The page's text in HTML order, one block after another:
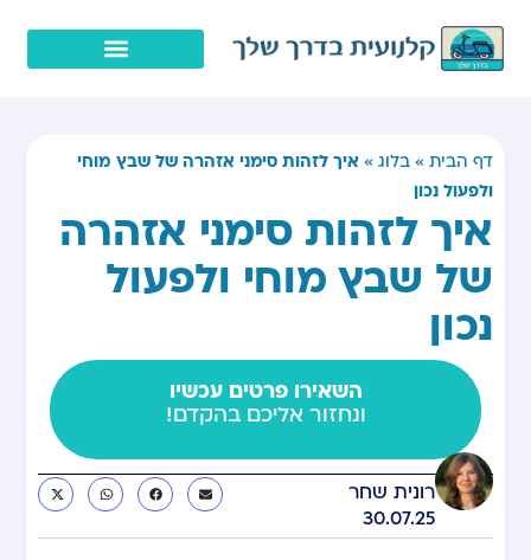
דף הבית »בלוג »איך לזהות סימני אזהרה של שבץ מוחי
ולפעול נכון
איך לזהות סימני אזהרה
של שבץ מוחי ולפעול
נכון
השאירו פרטים עכשיו
ונחזור אליכם בהקדם!
רונית שחר
30.07.25